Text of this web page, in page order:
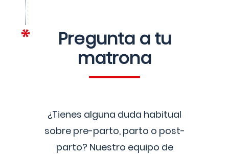
Pregunta a tu
matrona
¿Tienes alguna duda habitual
sobre pre-parto, parto o post-
parto? Nuestro equipo de